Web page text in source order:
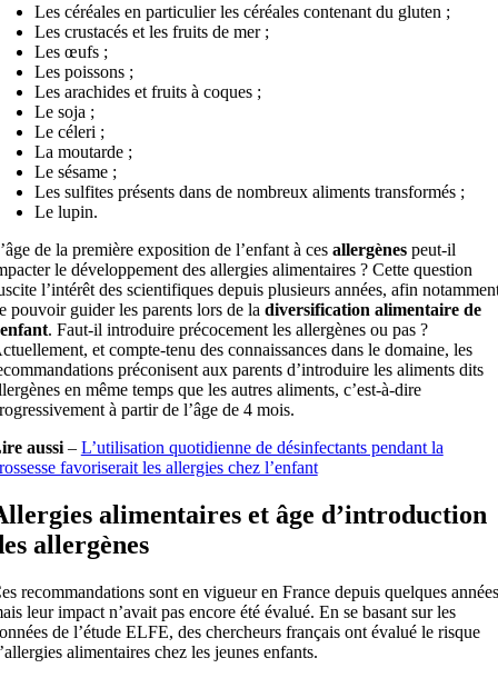
Les céréales en particulier les céréales contenant du gluten ;
Les crustacés et les fruits de mer ;
Les œufs ;
Les poissons ;
Les arachides et fruits à coques ;
Le soja ;
Le céleri ;
La moutarde ;
Le sésame ;
Les sulfites présents dans de nombreux aliments transformés ;
Le lupin.
de la première exposition de l’enfant à ces allergènespeut-il
le développement des allergies alimentaires ? Cette question
l’intérêt des scientifiques depuis plusieurs années, afin
pouvoir guider les parents lors de la diversification alimentaire de
. Faut-il introduire précocement les allergènes ou pas ?
et compte-tenu des connaissances dans le domaine, les
préconisent aux parents d’introduire les aliments dits
en même temps que les autres aliments, c’est-à-dire
à partir de l’âge de 4 mois.
aussi– L’utilisation quotidienne de désinfectants pendant la
favoriserait les allergies chez l’enfant
alimentaires et âge d’introduction
allergènes
recommandations sont en vigueur en France depuis quelques
leur impact n’avait pas encore été évalué. En se basant sur les
de l’étude ELFE, des chercheurs français ont évalué le risque
alimentaires chez les jeunes enfants.